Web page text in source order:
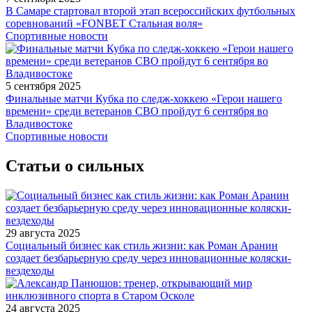
В Самаре стартовал второй этап всероссийских футбольных
соревнований «FONBET Стальная воля»
Спортивные новости
5 сентября 2025
Финальные матчи Кубка по следж-хоккею «Герои нашего
времени» среди ветеранов СВО пройдут 6 сентября во
Владивостоке
Спортивные новости
Статьи о сильных
29 августа 2025
Социальный бизнес как стиль жизни: как Роман Аранин
создает безбарьерную среду через инновационные коляски-
вездеходы
24 августа 2025